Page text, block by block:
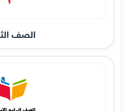
الصف